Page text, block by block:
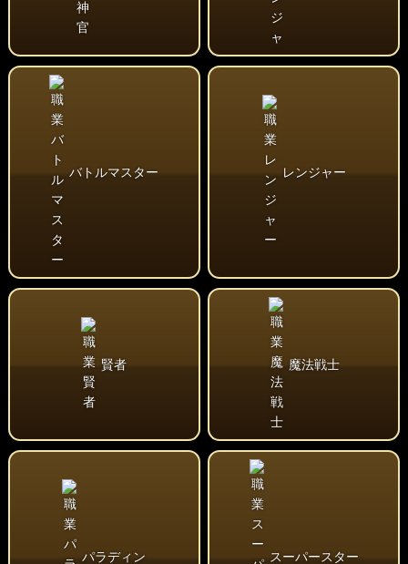
バトルマスター レンジャー
賢者 魔法戦士
パラディン スーパースター